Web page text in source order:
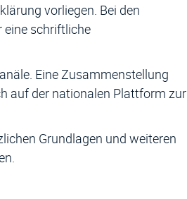
vorliegen. Bei den
eine schriftliche
Eine Zusammenstellung
neuen Fenster geöffnet.
auf der nationalen Plattform zur
geöffnet.
Grundlagen und weiteren